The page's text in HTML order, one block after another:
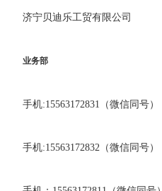
济宁贝迪乐工贸有限公司
业务部
手机:15563172831（微信同号）
手机:15563172832（微信同号）